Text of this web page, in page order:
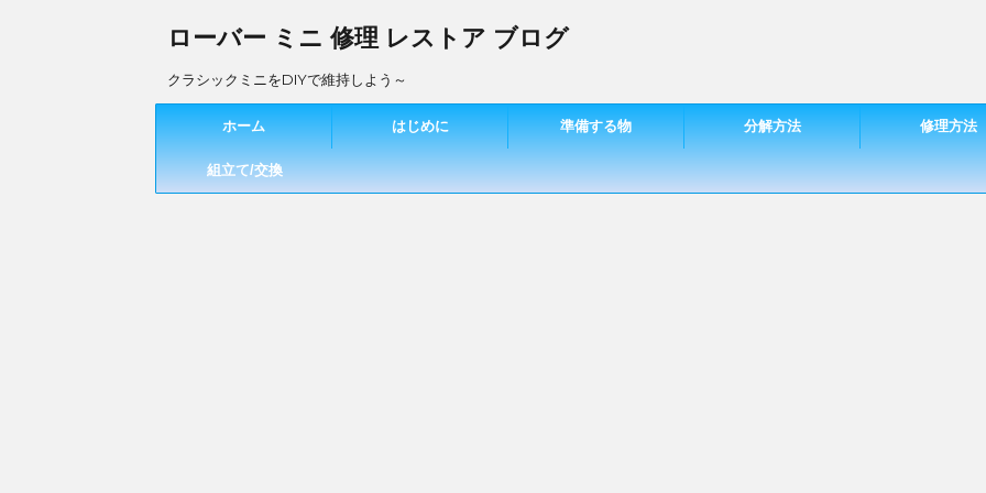
ローバー ミニ 修理 レストア ブログ
クラシックミニをDIYで維持しよう～
ホーム はじめに 準備する物 分解方法 修理方法
組立て/交換